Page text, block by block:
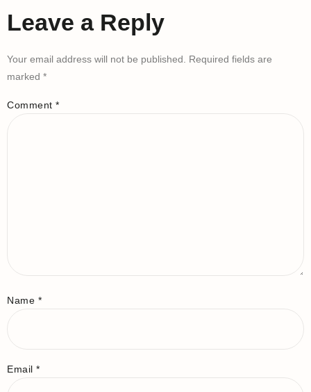
Leave a Reply
Your email address will not be published. Required fields are
marked *
Comment *
Name *
Email *